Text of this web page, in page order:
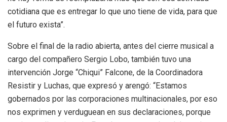
cotidiana que es entregar lo que uno tiene de vida, para que
el futuro exista”.
Sobre el final de la radio abierta, antes del cierre musical a
cargo del compañero Sergio Lobo, también tuvo una
intervención Jorge “Chiqui” Falcone, de la Coordinadora
Resistir y Luchas, que expresó y arengó: “Estamos
gobernados por las corporaciones multinacionales, por eso
nos exprimen y verduguean en sus declaraciones, porque